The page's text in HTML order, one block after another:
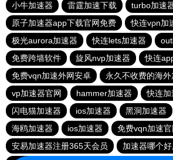
小牛加速器
雷霆加速下载
turbo加速
原子加速器app下载官网免费
快连vρn加
极光aurora加速器
快连lets加速器
免费跨墙软件
旋风nvp加速器
快连
免费vqn加速外网安卓
永久不收费的海外
vp加速器官网
hammer加速器
快连
闪电猫加速器
ios加速器 黑洞加速器
海鸥加速器
ios加速器 免费vqn加速官
安易加速器注册365天会员
加速器哪个好